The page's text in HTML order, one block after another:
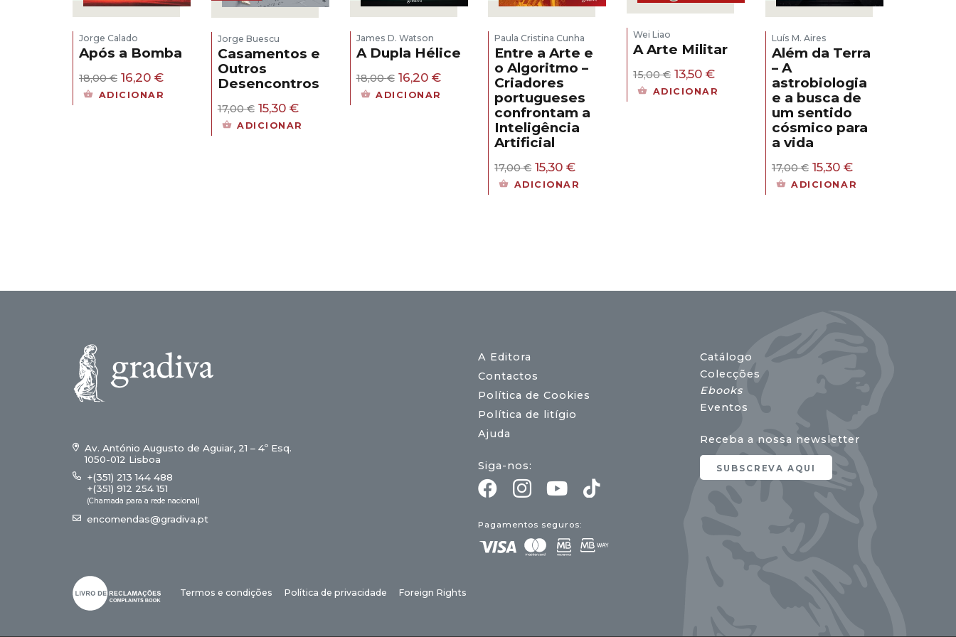
Jorge Calado
Após a Bomba
18,00€ O
preço
16,20 €O
ADICIONAR
Jorge Buescu
Casamentos e
Outros
Desencontros
17,00€ O
preço
original
15,30 €O
preço
atual
ADICIONAR
James D. Watson
A Dupla Hélice
18,00€ O
preço
16,20 €O
ADICIONAR
Paula Cristina Cunha
Entre a Arte e
o Algoritmo –
Criadores
portugueses
confrontam a
Inteligência
Artificial
17,00€ O
preço
15,30€O
preço
ADICIONAR
Wei Liao
A Arte Militar
15,00€ O
preço
original
13,50€O
preço
atual
ADICIONAR
Luís M. Aires
Além da Terra
– A
astrobiologia
e a busca de
um sentido
cósmico para
a vida
17,00€ O
preço
15,30 €O
preço
ADICIONAR
Av. António Augusto de Aguiar, 21 – 4º Esq.
1050-012 Lisboa
+(351) 213 144 488
+(351) 912 254 151
(Chamada para a rede nacional)
encomendas@gradiva.pt
A Editora
Contactos
Política de Cookies
Política de litígio
Ajuda
Siga-nos:
Pagamentos seguros:
Catálogo
Colecções
Ebooks
Eventos
Receba a nossa newsletter
SUBSCREVA AQUI
Termos e condições Política de privacidade Foreign Rights